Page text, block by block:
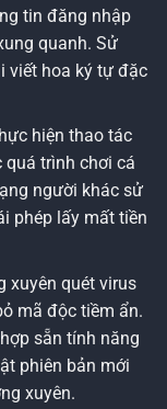
tin đăng nhập
quanh. Sử
viết hoa ký tự đặc
hiện thao tác
trình chơi cá
người khác sử
phép lấy mất tiền
xuyên quét virus
mã độc tiềm ẩn.
sẵn tính năng
phiên bản mới
xuyên.